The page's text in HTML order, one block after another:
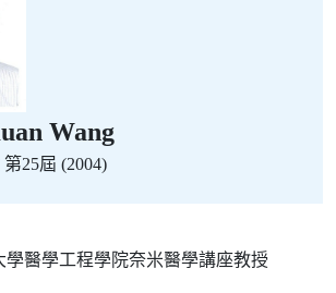
Wang
第25屆 (2004)
學醫學工程學院奈米醫學講座教授